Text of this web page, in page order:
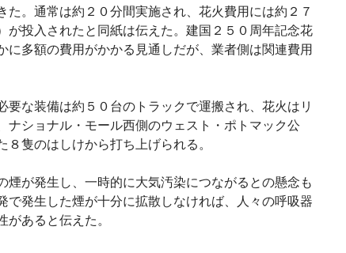
た。通常は約２０分間実施され、花火費用には約２７
が投入されたと同紙は伝えた。建国２５０周年記念花
に多額の費用がかかる見通しだが、業者側は関連費用
要な装備は約５０台のトラックで運搬され、花火はリ
ナショナル・モール西側のウェスト・ポトマック公
８隻のはしけから打ち上げられる。
煙が発生し、一時的に大気汚染につながるとの懸念も
で発生した煙が十分に拡散しなければ、人々の呼吸器
があると伝えた。